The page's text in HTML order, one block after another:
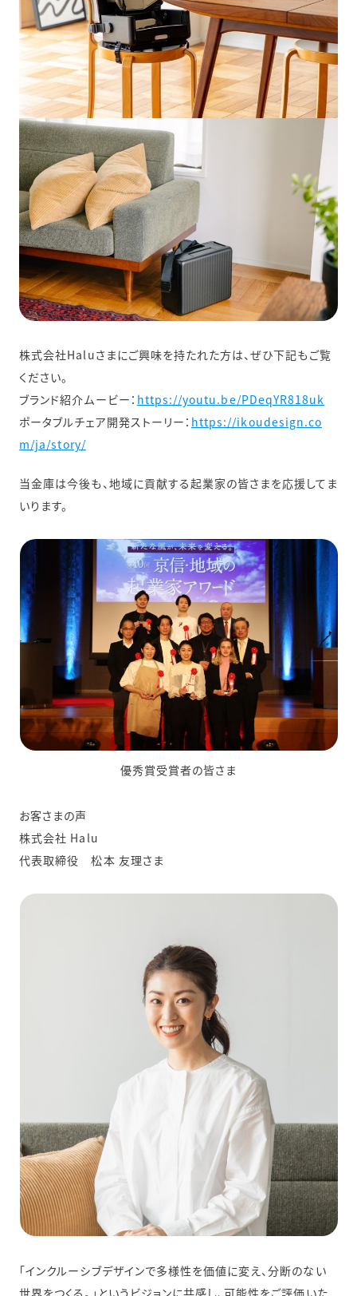
株式会社Haluさまにご興味を持たれた方は、ぜひ下記もご覧
ください。
ブランド紹介ムービー： https://youtu.be/PDeqYR818uk
ポータブルチェア開発ストーリー： https://ikoudesign.co
m/ja/story/
当金庫は今後も、地域に貢献する起業家の皆さまを応援してま
いります。
優秀賞受賞者の皆さま
お客さまの声
株式会社 Halu
代表取締役 松本 友理さま
「インクルーシブデザインで多様性を価値に変え、分断のない
世界をつくる。」というビジョンに共感し、可能性をご評価いた